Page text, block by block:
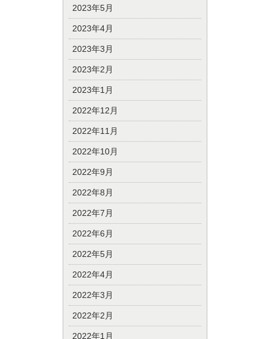
2023年5月
2023年4月
2023年3月
2023年2月
2023年1月
2022年12月
2022年11月
2022年10月
2022年9月
2022年8月
2022年7月
2022年6月
2022年5月
2022年4月
2022年3月
2022年2月
2022年1月